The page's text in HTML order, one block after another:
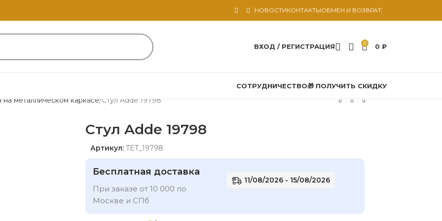
НОВОСТИКОНТАКТЫОБМЕН И ВОЗВРАТ
ВХОД / РЕГИСТРАЦИЯ 0 0 ₽
СОТРУДНИЧЕСТВО🎁 ПОЛУЧИТЬ СКИДКУ
на металлическом каркасе Стул Adde 19798
Стул Adde 19798
Артикул: TET_19798
Бесплатная доставка
При заказе от 10 000 по
Москве и СПб
11/08/2026 - 15/08/2026